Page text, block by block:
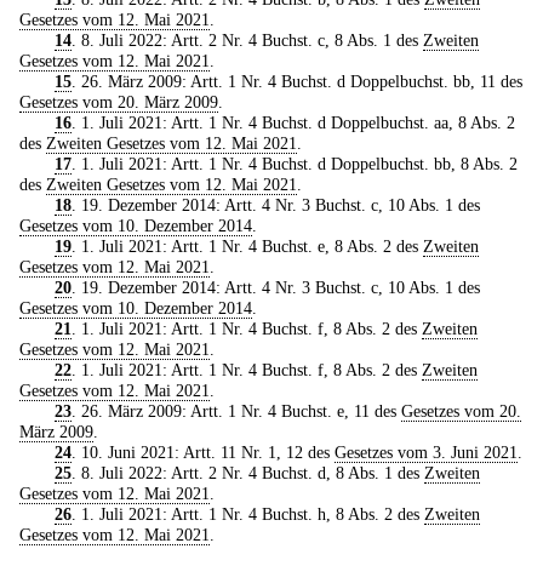
Gesetzes vom 12. Mai 2021.
14. 8. Juli 2022: Artt. 2 Nr. 4 Buchst. c, 8 Abs. 1 des Zweiten
Gesetzes vom 12. Mai 2021.
15. 26. März 2009: Artt. 1 Nr. 4 Buchst. d Doppelbuchst. bb, 11 des
Gesetzes vom 20. März 2009.
16. 1. Juli 2021: Artt. 1 Nr. 4 Buchst. d Doppelbuchst. aa, 8 Abs. 2
des Zweiten Gesetzes vom 12. Mai 2021.
17. 1. Juli 2021: Artt. 1 Nr. 4 Buchst. d Doppelbuchst. bb, 8 Abs. 2
des Zweiten Gesetzes vom 12. Mai 2021.
18. 19. Dezember 2014: Artt. 4 Nr. 3 Buchst. c, 10 Abs. 1 des
Gesetzes vom 10. Dezember 2014.
19. 1. Juli 2021: Artt. 1 Nr. 4 Buchst. e, 8 Abs. 2 des Zweiten
Gesetzes vom 12. Mai 2021.
20. 19. Dezember 2014: Artt. 4 Nr. 3 Buchst. c, 10 Abs. 1 des
Gesetzes vom 10. Dezember 2014.
21. 1. Juli 2021: Artt. 1 Nr. 4 Buchst. f, 8 Abs. 2 des Zweiten
Gesetzes vom 12. Mai 2021.
22. 1. Juli 2021: Artt. 1 Nr. 4 Buchst. f, 8 Abs. 2 des Zweiten
Gesetzes vom 12. Mai 2021.
23. 26. März 2009: Artt. 1 Nr. 4 Buchst. e, 11 des Gesetzes vom 20.
März 2009.
24. 10. Juni 2021: Artt. 11 Nr. 1, 12 des Gesetzes vom 3. Juni 2021.
25. 8. Juli 2022: Artt. 2 Nr. 4 Buchst. d, 8 Abs. 1 des Zweiten
Gesetzes vom 12. Mai 2021.
26. 1. Juli 2021: Artt. 1 Nr. 4 Buchst. h, 8 Abs. 2 des Zweiten
Gesetzes vom 12. Mai 2021.